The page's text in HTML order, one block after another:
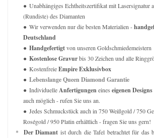
Unabhängiges Echtheitszertifikat mit Lasersignatur
(Rundiste) des Diamanten
Wir verwenden nur die besten Materialien -
Deutschland
Handgefertigtvon unseren Goldschmiedemeistern
Kostenlose Gravurbis 30 Zeichen und alle
KostenfreieEmpire Exklusivbox
Lebenslange Queen Diamond Garantie
IndividuelleAnfertigungeneines eigenen
auch möglich - rufen Sie uns an.
Jedes Schmuckstück auch in 750 Weißgold / 750
Roségold / 950 Platin erhältlich - fragen Sie uns gern!
* Der Diamant ist durch die Tafel betrachtet für das